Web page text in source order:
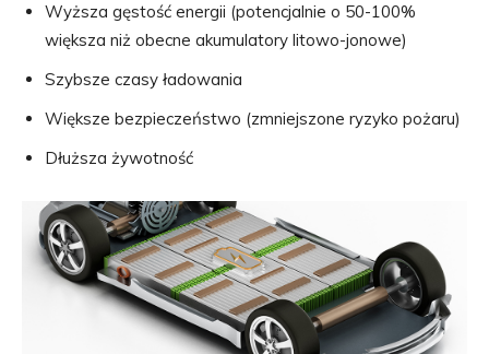
Wyższa gęstość energii (potencjalnie o 50-100%
większa niż obecne akumulatory litowo-jonowe)
Szybsze czasy ładowania
Większe bezpieczeństwo (zmniejszone ryzyko pożaru)
Dłuższa żywotność